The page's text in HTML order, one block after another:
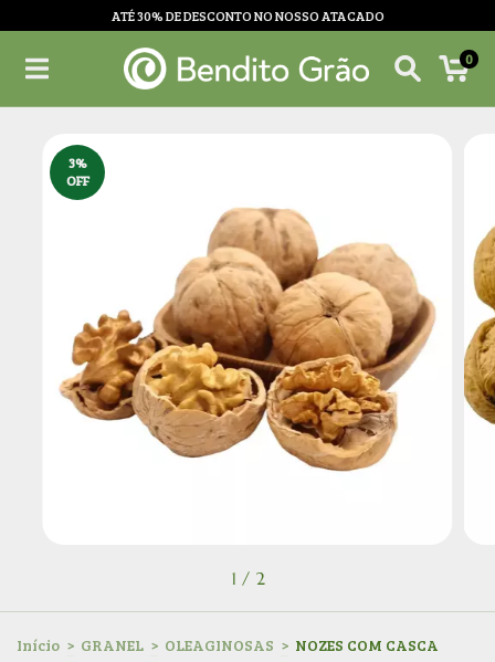
ATÉ 30% DE DESCONTO NO NOSSO ATACADO
0
3%
OFF
1 / 2
Início > GRANEL > OLEAGINOSAS > NOZES COM CASCA